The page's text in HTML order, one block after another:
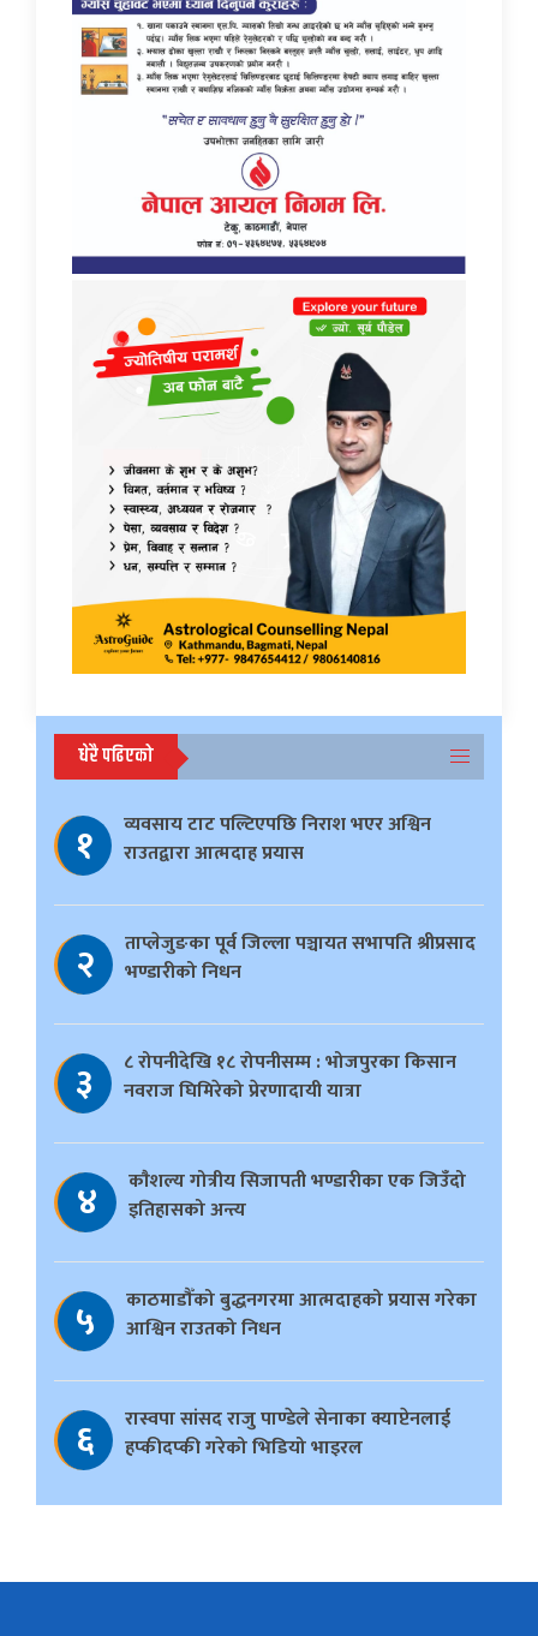
धेरै पढिएको
१
व्यवसाय टाट पल्टिएपछि निराश भएर अश्विन
राउतद्वारा आत्मदाह प्रयास
२
ताप्लेजुङका पूर्व जिल्ला पञ्चायत सभापति श्रीप्रसाद
भण्डारीको निधन
३
८ रोपनीदेखि १८ रोपनीसम्म : भोजपुरका किसान
नवराज घिमिरेको प्रेरणादायी यात्रा
४
काैशल्य गोत्रीय सिजापती भण्डारीका एक जिउँदो
इतिहासको अन्त्य
५
काठमाडौँको बुद्धनगरमा आत्मदाहको प्रयास गरेका
आश्विन राउतको निधन
६
रास्वपा सांसद राजु पाण्डेले सेनाका क्याप्टेनलाई
हप्कीदप्की गरेको भिडियो भाइरल